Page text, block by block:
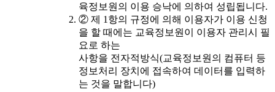
육정보원의 이용 승낙에 의하여 성립됩니다.
② 제 1항의 규정에 의해 이용자가 이용 신청
을 할 때에는 교육정보원이 이용자 관리시 필
요로 하는
사항을 전자적방식(교육정보원의 컴퓨터 등
정보처리 장치에 접속하여 데이터를 입력하
는 것을 말합니다)